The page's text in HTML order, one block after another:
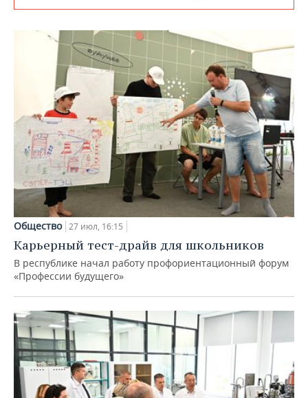
Общество 27 июл, 16:15
Карьерный тест-драйв для школьников
В республике начал работу профориентационный форум
«Профессии будущего»